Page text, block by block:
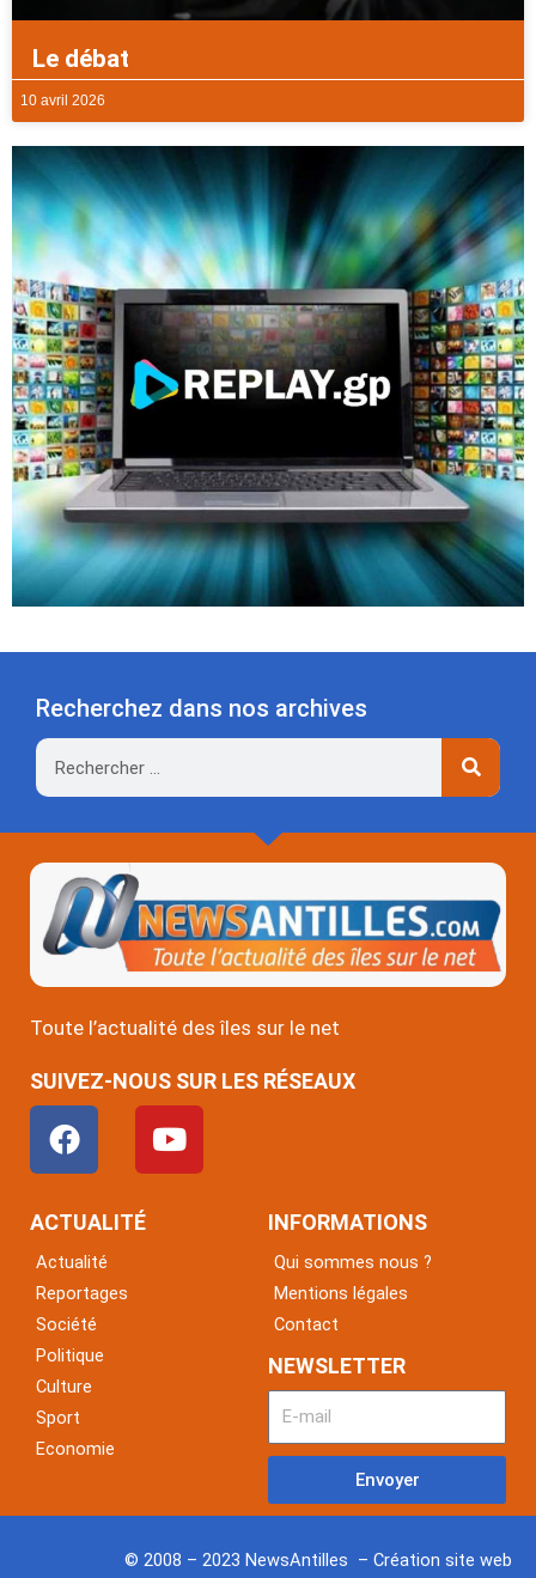
Le débat
10 avril 2026
Recherchez dans nos archives
Rechercher
Toute l’actualité des îles sur le net
SUIVEZ-NOUS SUR LES RÉSEAUX
F
a
c
e
o
o
k
Y
o
u
ACTUALITÉ
Actualité
Reportages
Société
Politique
Culture
Sport
Economie
INFORMATIONS
Qui sommes nous ?
Mentions légales
Contact
NEWSLETTER
Envoyer
© 2008 – 2023 NewsAntilles – Création site web